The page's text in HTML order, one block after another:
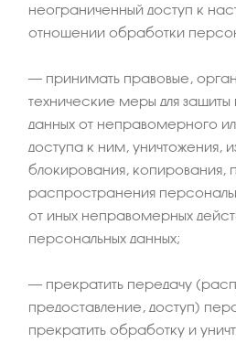
неограниченный доступ к
отношении обработки
– принимать правовые,
технические меры для
данных от неправомерного
доступа к ним, уничтожения,
блокирования, копирования,
распространения
от иных неправомерных
персональных данных;
– прекратить передачу
предоставление, доступ)
прекратить обработку и